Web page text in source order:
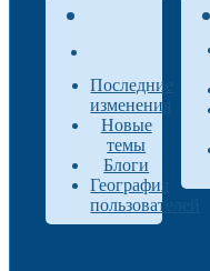
Последние
изменения
Новые
темы
Блоги
География
пользователей